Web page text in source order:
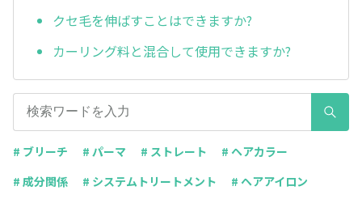
クセ毛を伸ばすことはできますか?
カーリング料と混合して使用できますか?
# ブリーチ # パーマ # ストレート
# ヘアカラー
# 成分関係
# システムトリートメント # ヘアアイロン